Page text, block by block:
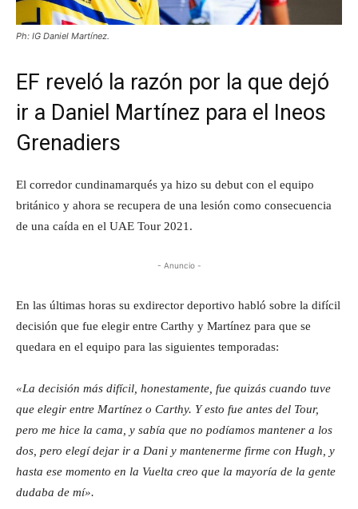
Ph: IG Daniel Martínez.
EF reveló la razón por la que dejó
ir a Daniel Martínez para el Ineos
Grenadiers
El corredor cundinamarqués ya hizo su debut con el equipo
británico y ahora se recupera de una lesión como consecuencia
de una caída en el UAE Tour 2021.
- Anuncio -
En las últimas horas su exdirector deportivo habló sobre la difícil
decisión que fue elegir entre Carthy y Martínez para que se
quedara en el equipo para las siguientes temporadas:
«La decisión más difícil, honestamente, fue quizás cuando tuve
que elegir entre Martínez o Carthy. Y esto fue antes del Tour,
pero me hice la cama, y sabía que no podíamos mantener a los
dos, pero elegí dejar ir a Dani y mantenerme firme con Hugh, y
hasta ese momento en la Vuelta creo que la mayoría de la gente
dudaba de mí».